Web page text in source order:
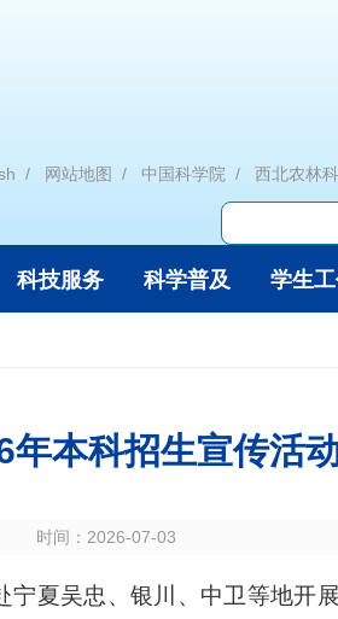
网站地图 中国科学院 西北农林
科技服务 科学普及 学生
年本科招生宣传活
时间： 2026-07-03
夏吴忠、银川、中卫等地开